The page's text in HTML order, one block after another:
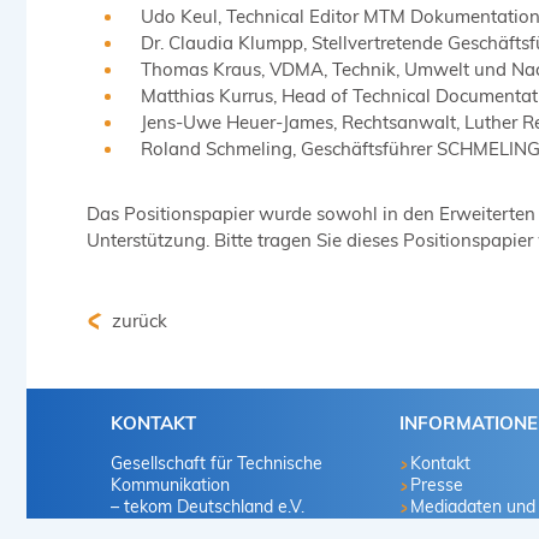
Udo Keul, Technical Editor MTM
Dr. Claudia Klumpp, Stellvertretende
Thomas Kraus, VDMA, Technik, Umwelt und
Matthias Kurrus, Head of Technical
Jens-Uwe Heuer-James, Rechtsanwalt, Luther
Roland Schmeling, Geschäftsführer
Das Positionspapier wurde sowohl in den
Unterstützung. Bitte tragen Sie dieses
zurück
KONTAKT
Gesellschaft für Technische
Kommunikation
– tekom Deutschland e.V.
Kontakt
Presse
Mediadaten und